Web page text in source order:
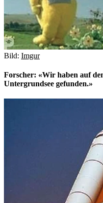
Bild: Imgur
Forscher: «Wir haben auf
Untergrundsee gefunden.»